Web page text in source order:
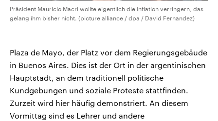
Präsident Mauricio Macri wollte eigentlich die Inflation verringern, das
gelang ihm bisher nicht. (picture alliance / dpa / David Fernandez)
Plaza de Mayo, der Platz vor dem Regierungsgebäude
in Buenos Aires. Dies ist der Ort in der argentinischen
Hauptstadt, an dem traditionell politische
Kundgebungen und soziale Proteste stattfinden.
Zurzeit wird hier häufig demonstriert. An diesem
Vormittag sind es Lehrer und andere